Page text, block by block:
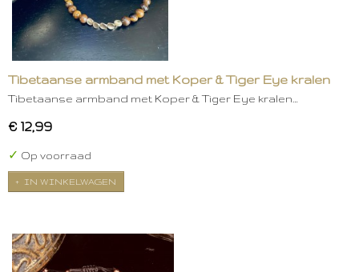
Tibetaanse armband met Koper & Tiger Eye kralen
Tibetaanse armband met Koper & Tiger Eye kralen…
€ 12,99
✓ Op voorraad
IN WINKELWAGEN